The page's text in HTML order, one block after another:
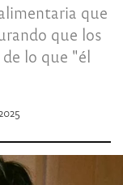
que
que los
lo que "él